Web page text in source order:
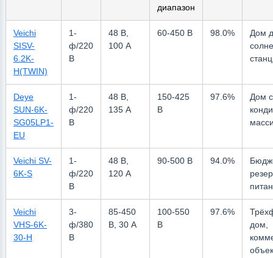
диапазон
Veichi
SISV-
6.2K-
H(TWIN)
1-
ф/220
В
48 В,
100 А
60-450 В 98.0%
Дом
Deye
SUN-6K-
SG05LP1-
EU
1-
ф/220
В
48 В,
135 А
150-425
В
97.6%
Дом с
Veichi SV-
6K-S
1-
ф/220
В
48 В,
120 А
90-500 В 94.0%
Veichi
VHS-6K-
30-H
3-
ф/380
В
85-450
В, 30 А
100-550
В
97.6%
дом,